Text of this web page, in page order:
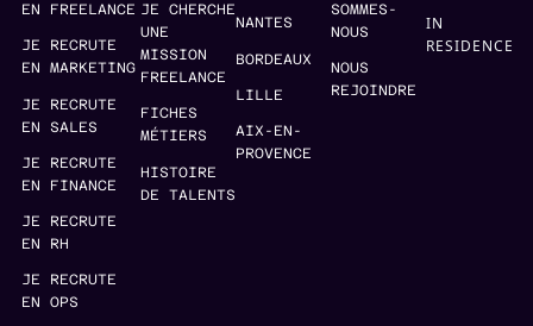
EN FREELANCE
JE RECRUTE
EN MARKETING
JE RECRUTE
EN SALES
JE RECRUTE
EN FINANCE
JE RECRUTE
EN RH
JE RECRUTE
EN OPS
JE CHERCHE
UNE
MISSION
FREELANCE
FICHES
MÉTIERS
HISTOIRE
DE TALENTS
NANTES
BORDEAUX
LILLE
AIX-EN-
PROVENCE
SOMMES-
NOUS
NOUS
REJOINDRE
IN
RESIDENCE